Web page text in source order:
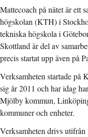
Mattecoach på nätet är ett
högskolan (KTH) i
tekniska högskola i
Skottland är del av
precis startat upp även på
Verksamheten startade på
sig år 2011 och har idag
Mjölby kommun,
kommuner och enheter.
Verksamheten drivs utifrån